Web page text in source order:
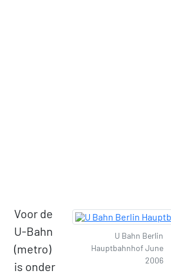
U Bahn Berlin
Hauptbahnhof June
2006
Voor de
U-Bahn
(metro)
is onder